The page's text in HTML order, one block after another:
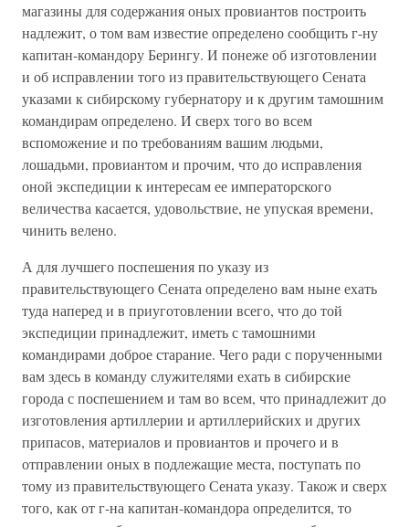
магазины для содержания оных провиантов построить
надлежит, о том вам известие определено сообщить г-ну
капитан-командору Берингу. И понеже об изготовлении
и об исправлении того из правительствующего Сената
указами к сибирскому губернатору и к другим тамошним
командирам определено. И сверх того во всем
вспоможение и по требованиям вашим людьми,
лошадьми, провиантом и прочим, что до исправления
оной экспедиции к интересам ее императорского
величества касается, удовольствие, не упуская времени,
чинить велено.
А для лучшего поспешения по указу из
правительствующего Сената определено вам ныне ехать
туда наперед и в приуготовлении всего, что до той
экспедиции принадлежит, иметь с тамошними
командирами доброе старание. Чего ради с порученными
вам здесь в команду служителями ехать в сибирские
города с поспешением и там во всем, что принадлежит до
изготовления артиллерии и артиллерийских и других
припасов, материалов и провиантов и прочего и в
отправлении оных в подлежащие места, поступать по
тому из правительствующего Сената указу. Також и сверх
того, как от г-на капитан-командора определится, то